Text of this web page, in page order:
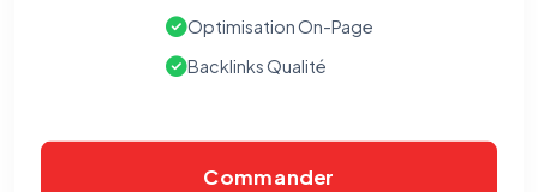
Optimisation On-Page
Backlinks Qualité
Commander